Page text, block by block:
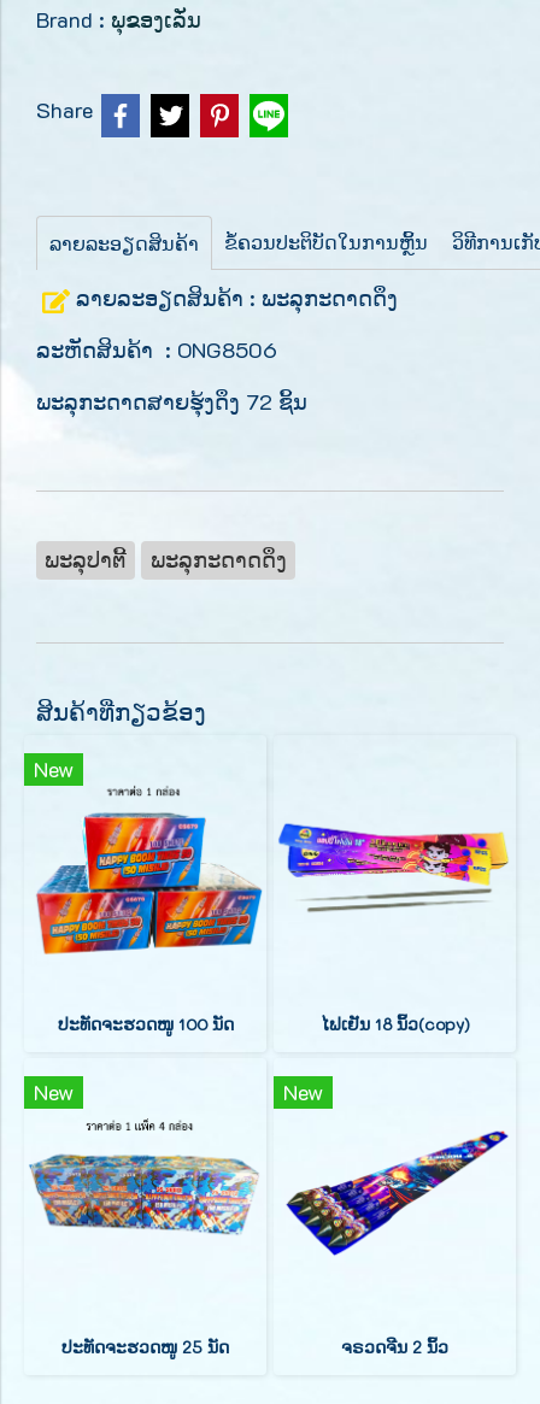
Brand : ພຸຂອງເລັ່ນ
Share
ລາຍລະອຽດສິນຄ້າ ຂໍ້ຄວນປະຕິບັດໃນການຫຼິ້ນ ວິທີການເ
ລາຍລະອຽດສິນຄ້າ : ພະລຸກະດາດດຶງ
ລະຫັດສິນຄ້າ : ONG8506
ພະລຸກະດາດສາຍຮຸ້ງດຶງ 72 ຊິ້ນ
ພະລຸປາຕີ້ ພະລຸກະດາດດຶງ
ສິນຄ້າທີ່ກຽວຂ້ອງ
New
ປະທັດຈະຮວດໜູ 100 ນັດ ໄຟເຢັນ 18 ນິ້ວ(copy)
New
ປະທັດຈະຮວດໜູ 25 ນັດ
New
ຈຣວດຈີນ 2 ນິ້ວ